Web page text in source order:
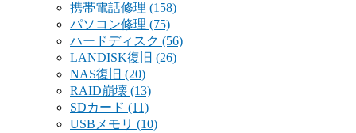
携帯電話修理 (158)
パソコン修理 (75)
ハードディスク (56)
LANDISK復旧 (26)
NAS復旧 (20)
RAID崩壊 (13)
SDカード (11)
USBメモリ (10)